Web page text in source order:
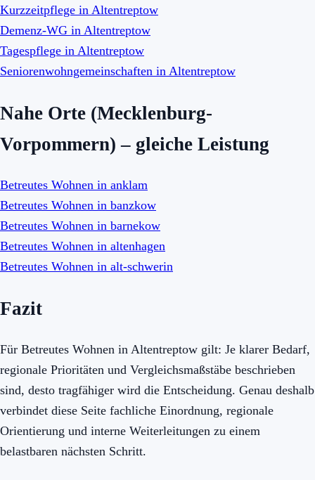
Kurzzeitpflege in Altentreptow
Demenz-WG in Altentreptow
Tagespflege in Altentreptow
Seniorenwohngemeinschaften in Altentreptow
Nahe Orte (Mecklenburg-
Vorpommern) – gleiche Leistung
Betreutes Wohnen in anklam
Betreutes Wohnen in banzkow
Betreutes Wohnen in barnekow
Betreutes Wohnen in altenhagen
Betreutes Wohnen in alt-schwerin
Fazit
Für Betreutes Wohnen in Altentreptow gilt: Je klarer Bedarf,
regionale Prioritäten und Vergleichsmaßstäbe beschrieben
sind, desto tragfähiger wird die Entscheidung. Genau deshalb
verbindet diese Seite fachliche Einordnung, regionale
Orientierung und interne Weiterleitungen zu einem
belastbaren nächsten Schritt.